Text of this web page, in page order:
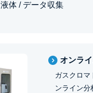
液体 / データ収集
オンラ
ガスクロマ
ンライン分